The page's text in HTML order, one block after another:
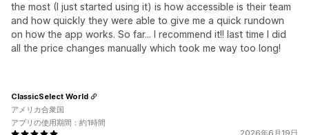
the most (I just started using it) is how accessible is their team
and how quickly they were able to give me a quick rundown
on how the app works. So far... I recommend it!! last time I did
all the price changes manually which took me way too long!
2026年6月19日
ClassicSelect World
アメリカ合衆国
アプリの使用期間：約1時間